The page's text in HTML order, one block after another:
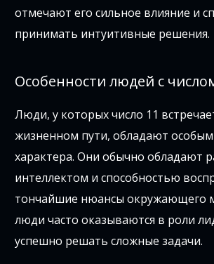
отмечают его сильное влияние и
принимать интуитивные решения.
Особенности людей с
Люди, у которых число 11
жизненном пути, обладают
характера. Они обычно обладают
интеллектом и способностью
тончайшие нюансы окружающего
люди часто оказываются в роли
успешно решать сложные задачи.